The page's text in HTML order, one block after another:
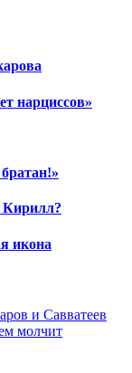
нарциссов»
икона
и Савватеев
молчит